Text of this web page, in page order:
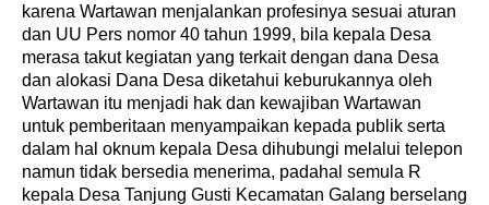
karena Wartawan menjalankan profesinya sesuai aturan
dan UU Pers nomor 40 tahun 1999, bila kepala Desa
merasa takut kegiatan yang terkait dengan dana Desa
dan alokasi Dana Desa diketahui keburukannya oleh
Wartawan itu menjadi hak dan kewajiban Wartawan
untuk pemberitaan menyampaikan kepada publik serta
dalam hal oknum kepala Desa dihubungi melalui telepon
namun tidak bersedia menerima, padahal semula R
kepala Desa Tanjung Gusti Kecamatan Galang berselang